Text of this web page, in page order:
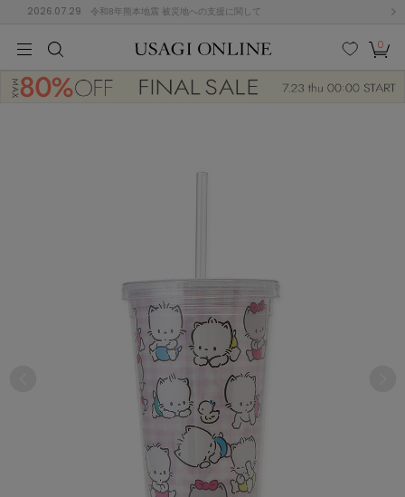
2026.07.29 令和8年熊本地震 被災地への支援に関して
に入
ト
0
G
Z
その
他
adidas by Stella McCartney
アディダス バイ ステラマッカートニー